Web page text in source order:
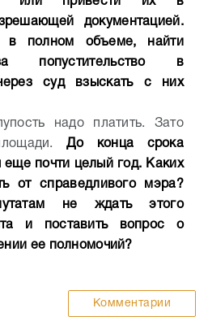
документацией.
в полном объеме, найти
попустительство в
суд взыскать с них
надо платить. Зато
До конца срока
почти целый год. Каких
от справедливого мэра?
не ждать этого
и поставить вопрос о
ее полномочий?
Комментарии